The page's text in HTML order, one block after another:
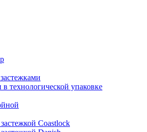
технологической упаковке
Coastlock